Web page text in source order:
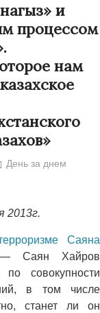
и
процессом
нам
День за днем
2013г.
Саяна
Саян Хайров
совокупности
в том числе
станет ли он